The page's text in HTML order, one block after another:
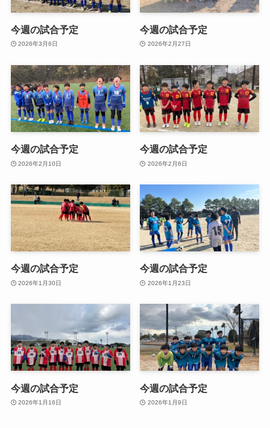
今週の試合予定
2026年3月6日
今週の試合予定
2026年2月27日
今週の試合予定
2026年2月10日
今週の試合予定
2026年2月6日
今週の試合予定
2026年1月30日
今週の試合予定
2026年1月23日
今週の試合予定
2026年1月16日
今週の試合予定
2026年1月9日